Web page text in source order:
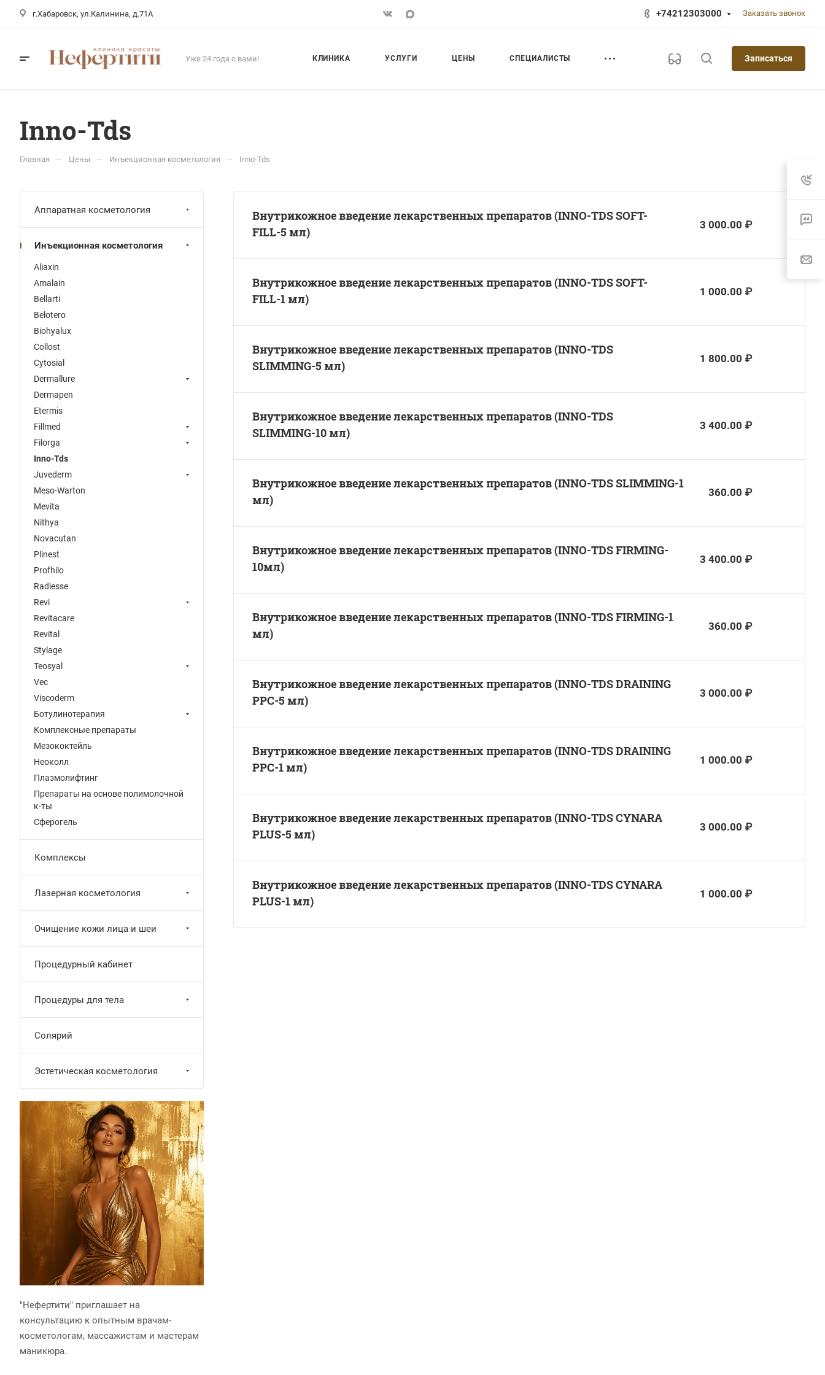
г.Хабаровск, ул.Калинина, д.71А +74212303000 Заказать звонок
Уже 24 года с вами! КЛИНИКА УСЛУГИ ЦЕНЫ СПЕЦИАЛИСТЫ Записаться
Inno-Tds
Главная — Цены — Инъекционная косметология — Inno-Tds
Внутрикожное введение лекарственных препаратов (INNO-TDS SOFT-
FILL-5 мл)
3 000.00 ₽
Внутрикожное введение лекарственных препаратов (INNO-TDS SOFT-
FILL-1 мл)
1 000.00 ₽
Внутрикожное введение лекарственных препаратов (INNO-TDS
SLIMMING-5 мл)
1 800.00 ₽
Внутрикожное введение лекарственных препаратов (INNO-TDS
SLIMMING-10 мл)
3 400.00 ₽
Внутрикожное введение лекарственных препаратов (INNO-TDS SLIMMING-1
мл)
360.00 ₽
Внутрикожное введение лекарственных препаратов (INNO-TDS FIRMING-
10мл)
3 400.00 ₽
Внутрикожное введение лекарственных препаратов (INNO-TDS FIRMING-1
мл)
360.00 ₽
Внутрикожное введение лекарственных препаратов (INNO-TDS DRAINING
PPC-5 мл)
3 000.00 ₽
Внутрикожное введение лекарственных препаратов (INNO-TDS DRAINING
PPC-1 мл)
1 000.00 ₽
Внутрикожное введение лекарственных препаратов (INNO-TDS CYNARA
PLUS-5 мл)
3 000.00 ₽
Внутрикожное введение лекарственных препаратов (INNO-TDS CYNARA
PLUS-1 мл)
1 000.00 ₽
Аппаратная косметология
Инъекционная косметология
Aliaxin
Amalain
Bellarti
Belotero
Biohyalux
Collost
Cytosial
Dermallure
Dermapen
Etermis
Fillmed
Filorga
Inno-Tds
Juvederm
Meso-Warton
Mevita
Nithya
Novacutan
Plinest
Profhilo
Radiesse
Revi
Revitacare
Revital
Stylage
Teosyal
Vec
Viscoderm
Ботулинотерапия
Комплексные препараты
Мезококтейль
Неоколл
Плазмолифтинг
Препараты на основе полимолочной
к-ты
Сферогель
Комплексы
Лазерная косметология
Очищение кожи лица и шеи
Процедурный кабинет
Процедуры для тела
Солярий
Эстетическая косметология
"Нефертити" приглашает на
консультацию к опытным врачам-
косметологам, массажистам и мастерам
маникюра.